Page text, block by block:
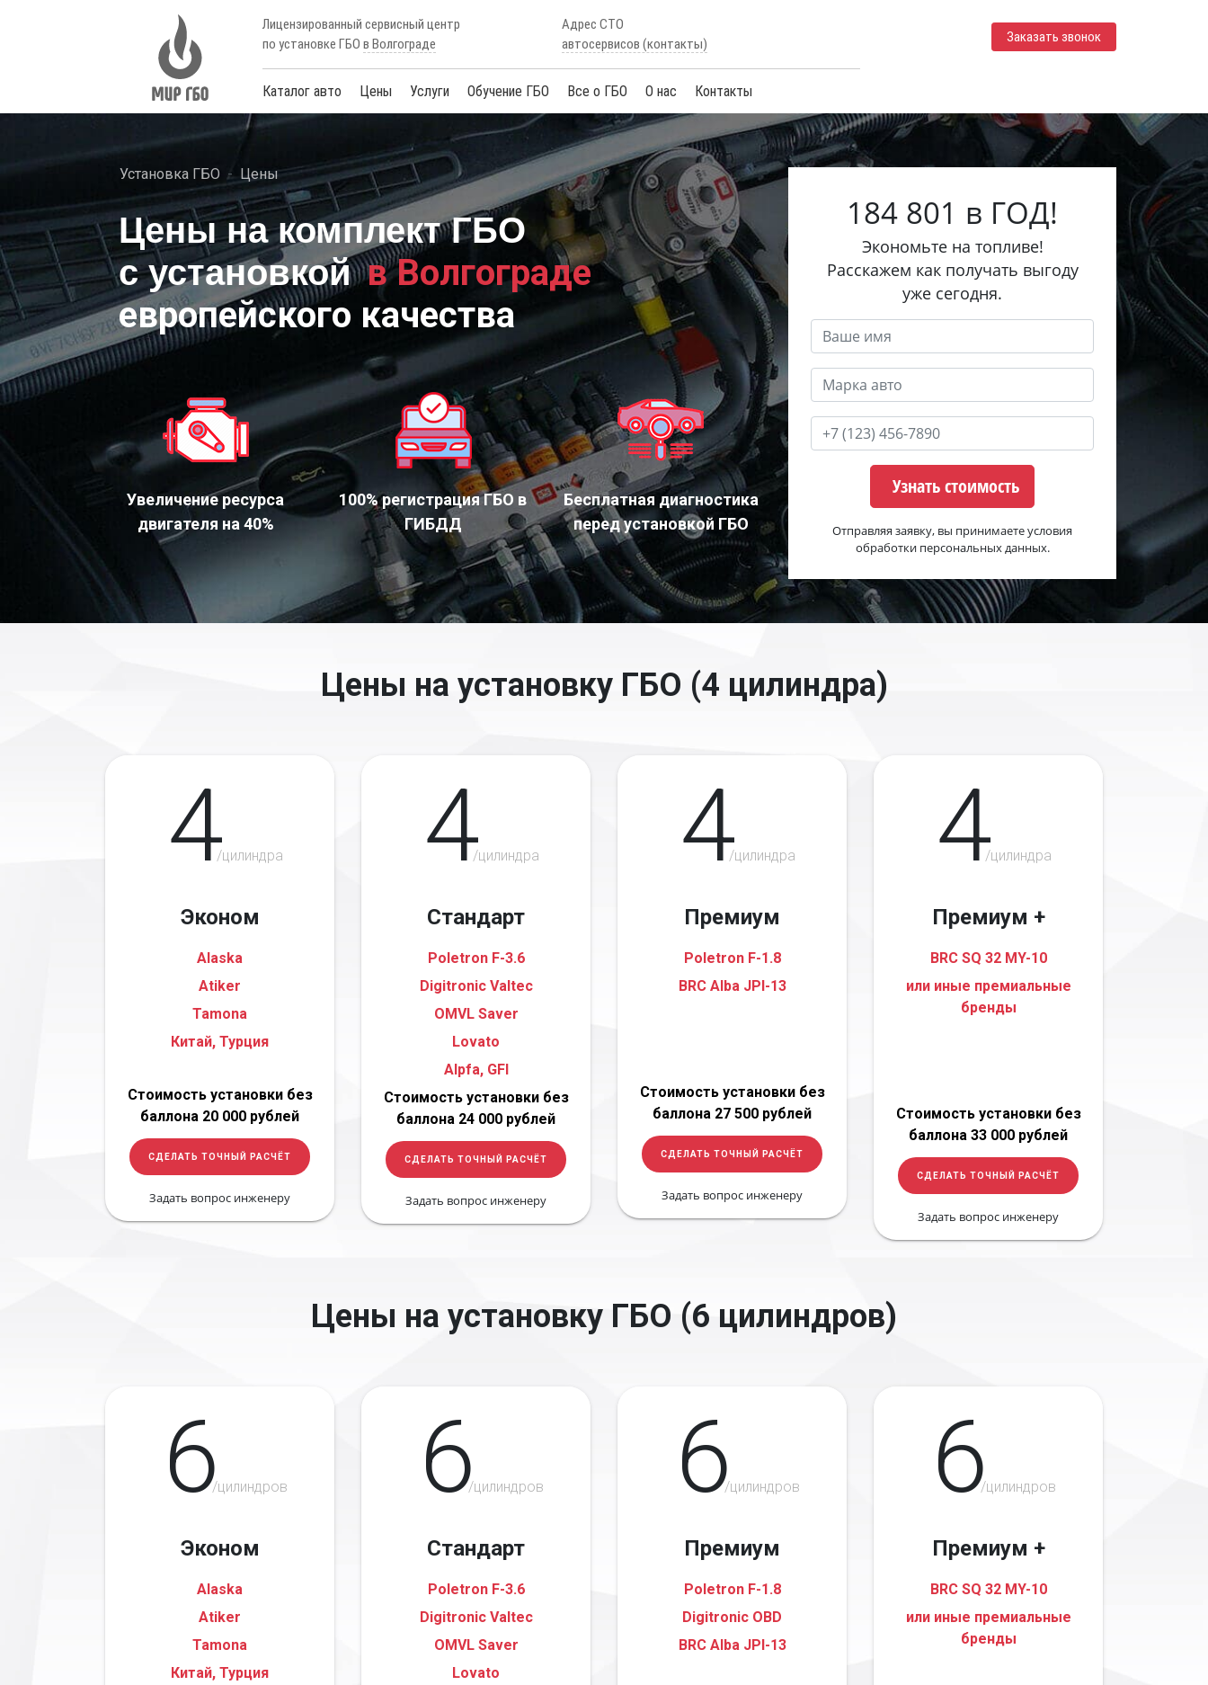
Лицензированный сервисный центр
по установке ГБО в Волгограде
Адрес СТО
автосервисов (контакты)
Каталог авто Цены Услуги Обучение ГБО Все о ГБО О нас Контакты
Заказать звонок
Установка ГБО Цены
Цены на комплект ГБО
с установкой в Волгограде
европейского качества
Увеличение ресурса
двигателя на 40%
100% регистрация ГБО в
ГИБДД
Бесплатная диагностика
перед установкой ГБО
184 801 в ГОД!
Экономьте на топливе!
Расскажем как получать выгоду
уже сегодня.
Узнать стоимость
Отправляя заявку, вы принимаете условия
обработки персональных данных.
Цены на установку ГБО (4 цилиндра)
4/цилиндра
Эконом
Alaska
Atiker
Tamona
Китай, Турция
Стоимость установки без
баллона 20 000 рублей
СДЕЛАТЬ ТОЧНЫЙ РАСЧЁТ
Задать вопрос инженеру
4/цилиндра
Стандарт
Poletron F-3.6
Digitronic Valtec
OMVL Saver
Lovato
Alpfa, GFI
Стоимость установки без
баллона 24 000 рублей
СДЕЛАТЬ ТОЧНЫЙ РАСЧЁТ
Задать вопрос инженеру
4/цилиндра
Премиум
Poletron F-1.8
BRC Alba JPI-13
Стоимость установки без
баллона 27 500 рублей
СДЕЛАТЬ ТОЧНЫЙ РАСЧЁТ
Задать вопрос инженеру
4/цилиндра
Премиум +
BRC SQ 32 MY-10
или иные премиальные
бренды
Стоимость установки без
баллона 33 000 рублей
СДЕЛАТЬ ТОЧНЫЙ РАСЧЁТ
Задать вопрос инженеру
Цены на установку ГБО (6 цилиндров)
6/цилиндров
Эконом
Alaska
Atiker
Tamona
Китай, Турция
6/цилиндров
Стандарт
Poletron F-3.6
Digitronic Valtec
OMVL Saver
Lovato
6/цилиндров
Премиум
Poletron F-1.8
Digitronic OBD
BRC Alba JPI-13
6/цилиндров
Премиум +
BRC SQ 32 MY-10
или иные премиальные
бренды